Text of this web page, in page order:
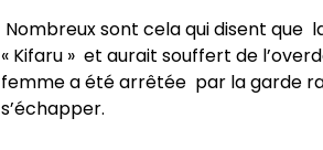
Nombreux sont cela qui disent que
« Kifaru » et aurait souffert de
femme a été arrêtée par la garde
s’échapper.